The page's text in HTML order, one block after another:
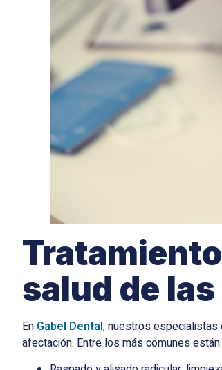
salud de
EnGabel Dental, nuestros especialistas
afectación. Entre los más comunes están: